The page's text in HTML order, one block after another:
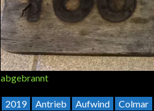
abgebrannt
2019 Antrieb Aufwind Colmar